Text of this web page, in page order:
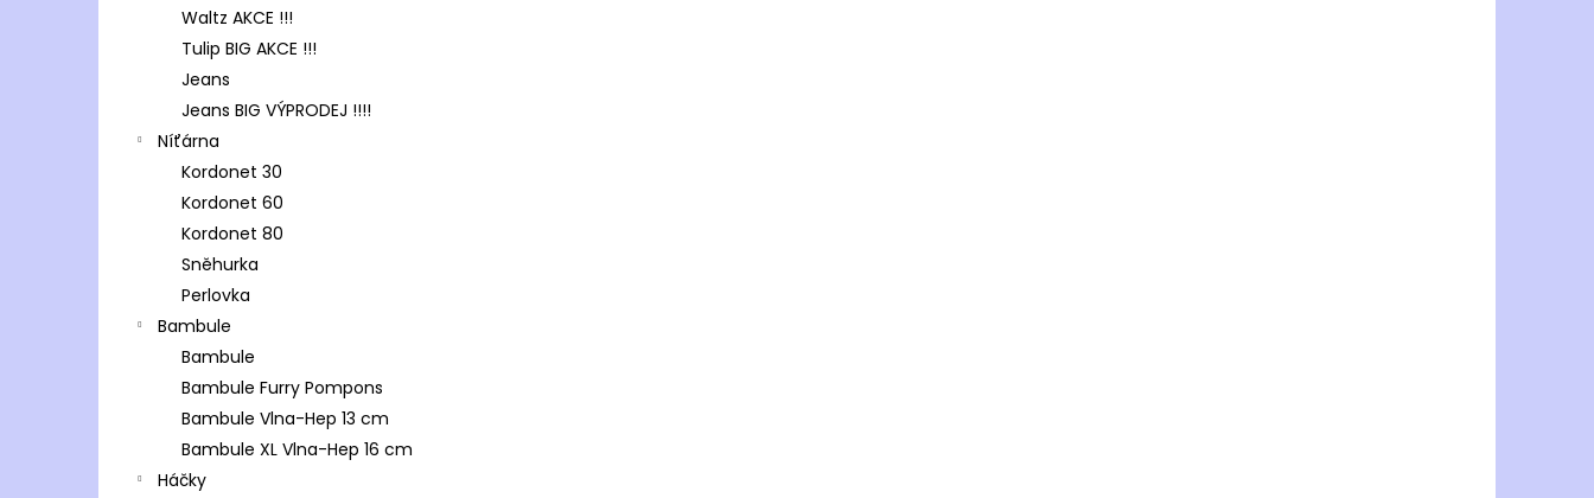
Waltz AKCE !!!
Tulip BIG AKCE !!!
Jeans
Jeans BIG VÝPRODEJ !!!!
Níťárna
Kordonet 30
Kordonet 60
Kordonet 80
Sněhurka
Perlovka
Bambule
Bambule
Bambule Furry Pompons
Bambule Vlna-Hep 13 cm
Bambule XL Vlna-Hep 16 cm
Háčky